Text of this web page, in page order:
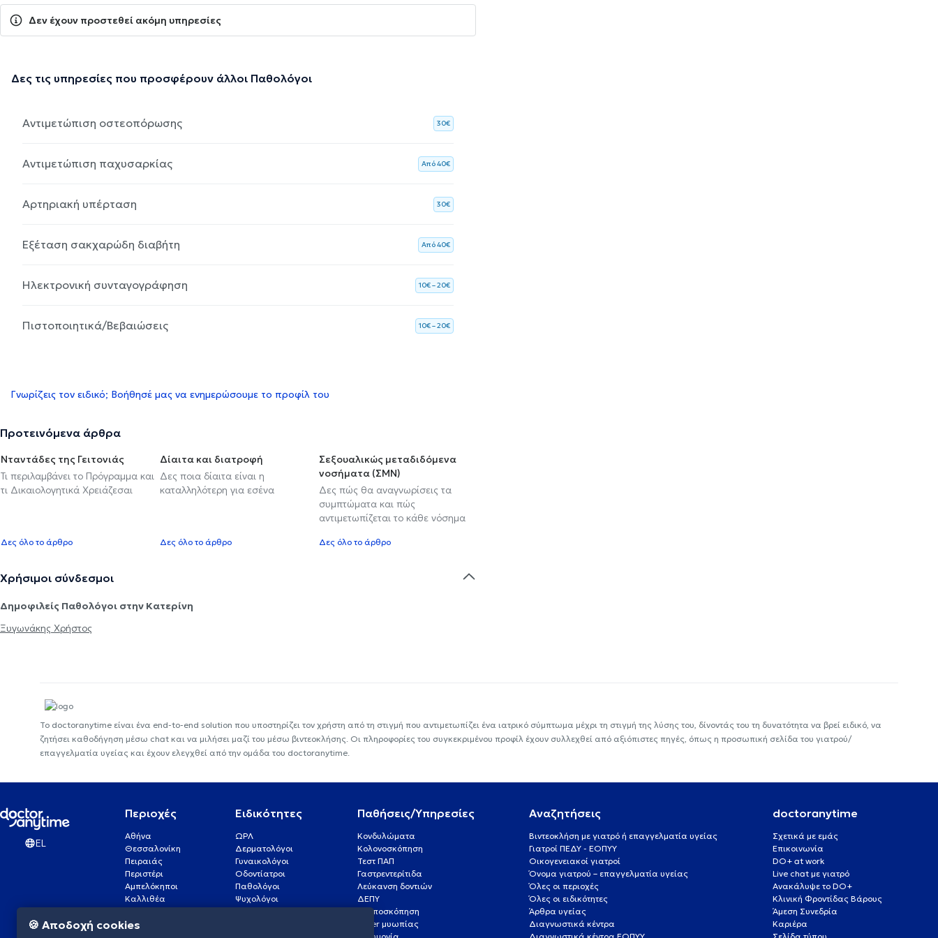
Δεν έχουν προστεθεί ακόμη υπηρεσίες
Δες τις υπηρεσίες που προσφέρουν άλλοι Παθολόγοι
Αντιμετώπιση οστεοπόρωσης 30€
Αντιμετώπιση παχυσαρκίας Aπό 40€
Αρτηριακή υπέρταση 30€
Εξέταση σακχαρώδη διαβήτη Aπό 40€
Ηλεκτρονική συνταγογράφηση 10€ – 20€
Πιστοποιητικά/Βεβαιώσεις 10€ – 20€
Γνωρίζεις τον ειδικό; Βοήθησέ μας να ενημερώσουμε το προφίλ του
Προτεινόμενα άρθρα
Νταντάδες της Γειτονιάς
Τι περιλαμβάνει το Πρόγραμμα και
τι Δικαιολογητικά Χρειάζεσαι
Δες όλο το άρθρο
Δίαιτα και διατροφή
Δες ποια δίαιτα είναι η
καταλληλότερη για εσένα
Δες όλο το άρθρο
Σεξουαλικώς μεταδιδόμενα
νοσήματα (ΣΜΝ)
Δες πώς θα αναγνωρίσεις τα
συμπτώματα και πώς
αντιμετωπίζεται το κάθε νόσημα
Δες όλο το άρθρο
Χρήσιμοι σύνδεσμοι
Δημοφιλείς Παθολόγοι στην Κατερίνη
Ξυγωνάκης Χρήστος
Το doctoranytime είναι ένα end-to-end solution που υποστηρίζει τον χρήστη από τη στιγμή που αντιμετωπίζει ένα ιατρικό σύμπτωμα μέχρι τη στιγμή της λύσης του, δίνοντάς του τη δυνατότητα να βρεί ειδικό, να
ζητήσει καθοδήγηση μέσω chat και να μιλήσει μαζί του μέσω βιντεοκλήσης. Οι πληροφορίες του συγκεκριμένου προφίλ έχουν συλλεχθεί από αξιόπιστες πηγές, όπως η προσωπική σελίδα του γιατρού/
επαγγελματία υγείας και έχουν ελεγχθεί από την ομάδα του doctoranytime.
EL
Περιοχές
Αθήνα
Θεσσαλονίκη
Πειραιάς
Περιστέρι
Αμπελόκηποι
Καλλιθέα
Γλυφάδα
Ειδικότητες
ΩΡΛ
Δερματολόγοι
Γυναικολόγοι
Οδοντίατροι
Παθολόγοι
Ψυχολόγοι
Παθήσεις/Υπηρεσίες
Κονδυλώματα
Κολονοσκόπηση
Τεστ ΠΑΠ
Γαστρεντερίτιδα
Λεύκανση δοντιών
ΔΕΠΥ
Κολποσκόπηση
Laser μυωπίας
Αναζητήσεις
Βιντεοκλήση με γιατρό ή επαγγελματία υγείας
Γιατροί ΠΕΔΥ - ΕΟΠΥΥ
Οικογενειακοί γιατροί
Όνομα γιατρού – επαγγελματία υγείας
Όλες οι περιοχές
Όλες οι ειδικότητες
Άρθρα υγείας
Διαγνωστικά κέντρα
doctoranytime
Σχετικά με εμάς
Επικοινωνία
DO+ at work
Live chat με γιατρό
Ανακάλυψε το DO+
Κλινική Φροντίδας Βάρους
Άμεση Συνεδρία
Καριέρα
🍪 Αποδοχή cookies